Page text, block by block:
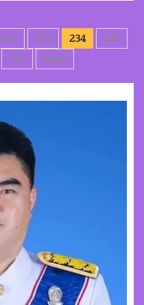
232 233 234
235
335 Next